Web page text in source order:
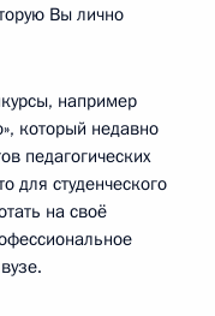
Вы лично
например
который недавно
педагогических
для студенческого
на своё